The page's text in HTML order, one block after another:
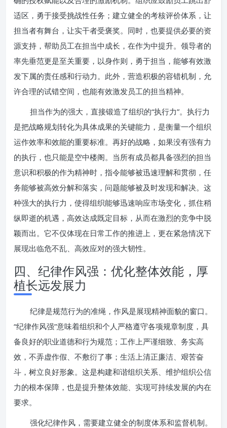
适区，勇于接受挑战性任务；建立健全的考核评价体系，让
担当者有舞台，让实干者受褒奖。同时，也要提供必要的资
源支持，帮助员工在担当中成长，在作为中提升。领导者的
率先垂范更是至关重要，以身作则，勇于担当，能够有效激
发下属的责任感和行动力。此外，营造积极的容错机制，允
许合理的试错空间，也能有效激发员工的担当精神。
担当作为的强大，直接锻造了组织的“执行力”。执行力
是把战略规划转化为具体成果的关键能力，是衡量一个组织
运作效率和效能的重要标准。再好的战略，如果没有强有力
的执行，也只能是空中楼阁。当所有成员都具备强烈的担当
意识和积极的作为精神时，指令能够被迅速理解和贯彻，任
务能够被高效分解和落实，问题能够被及时发现和解决。这
种强大的执行力，使得组织能够迅速响应市场变化，抓住稍
纵即逝的机遇，高效达成既定目标，从而在激烈的竞争中脱
颖而出。它不仅体现在日常工作的推进上，更在紧急情况下
展现出临危不乱、高效应对的强大韧性。
四、纪律作风强：优化整体效能，厚
植长远发展力
纪律是规范行为的准绳，作风是展现精神面貌的窗口。
“纪律作风强”意味着组织和个人严格遵守各项规章制度，具
备良好的职业道德和行为规范；工作上严谨细致、务实高
效，不弄虚作假、不敷衍了事；生活上清正廉洁、艰苦奋
斗，树立良好形象。这是构建和谐组织关系、维护组织公信
力的根本保障，也是提升整体效能、实现可持续发展的内在
要求。
强化纪律作风，需要建立健全的制度体系和监督机制。